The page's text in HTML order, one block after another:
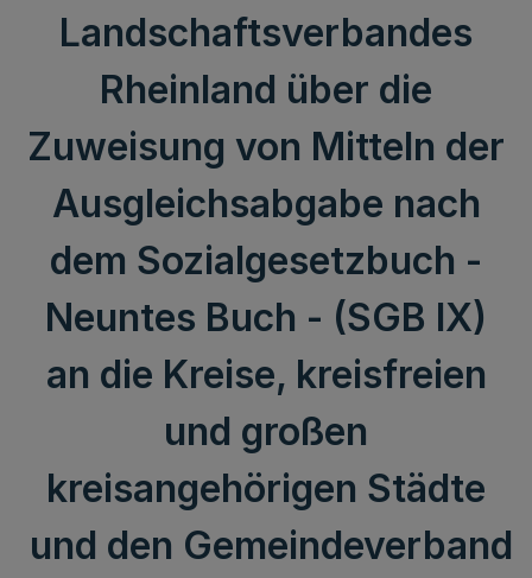
Landschaftsverbandes
Rheinland über die
Zuweisung von Mitteln der
Ausgleichsabgabe nach
dem Sozialgesetzbuch -
Neuntes Buch - (SGB IX)
an die Kreise, kreisfreien
und großen
kreisangehörigen Städte
und den Gemeindeverband